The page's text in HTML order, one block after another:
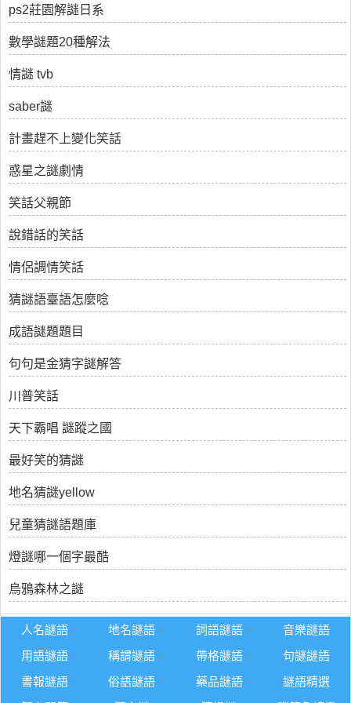
ps2莊園解謎日系
數學謎題20種解法
情謎 tvb
saber謎
計畫趕不上變化笑話
惑星之謎劇情
笑話父親節
說錯話的笑話
情侶調情笑話
猜謎語臺語怎麼唸
成語謎題題目
句句是金猜字謎解答
川普笑話
天下霸唱 謎蹤之國
最好笑的猜謎
地名猜謎yellow
兒童猜謎語題庫
燈謎哪一個字最酷
烏鴉森林之謎
人名謎語 地名謎語 詞語謎語
音樂謎語
用語謎語
稱謂謎語 帶格謎語
句謎謎語
書報謎語
俗語謎語 藥品謎語
謎語精選